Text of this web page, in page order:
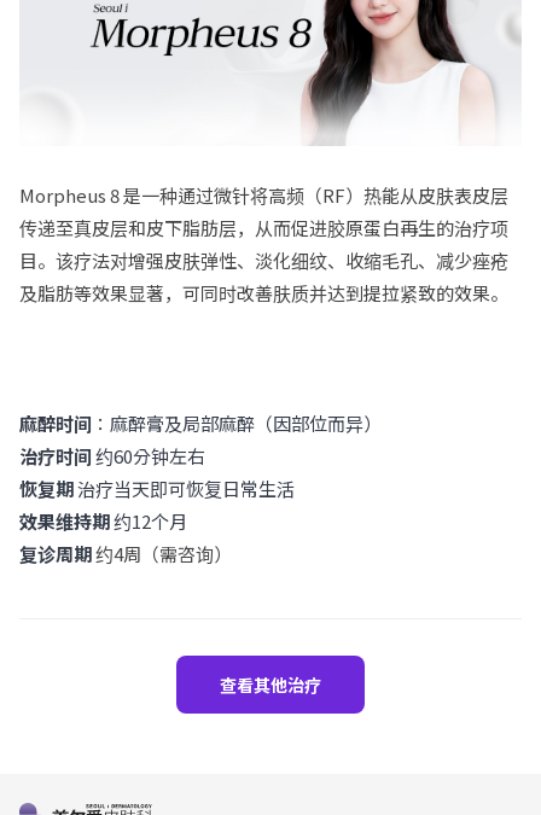
Morpheus 8 是一种通过微针将高频（RF）热能从皮肤表皮层
传递至真皮层和皮下脂肪层，从而促进胶原蛋白再生的治疗项
目。该疗法对增强皮肤弹性、淡化细纹、收缩毛孔、减少痤疮
及脂肪等效果显著，可同时改善肤质并达到提拉紧致的效果。
麻醉时间 ： 麻醉膏及局部麻醉（因部位而异）
治疗时间约60分钟左右
恢复期治疗当天即可恢复日常生活
效果维持期约12个月
复诊周期约4周（需咨询）
查看其他治疗